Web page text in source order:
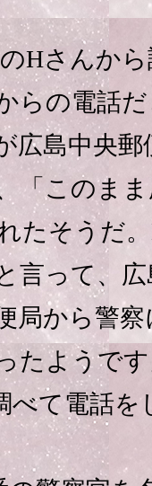
Hさんか
らの電話
広島中央
「このま
たそうだ
言って、
局から警
たようで
べて電話